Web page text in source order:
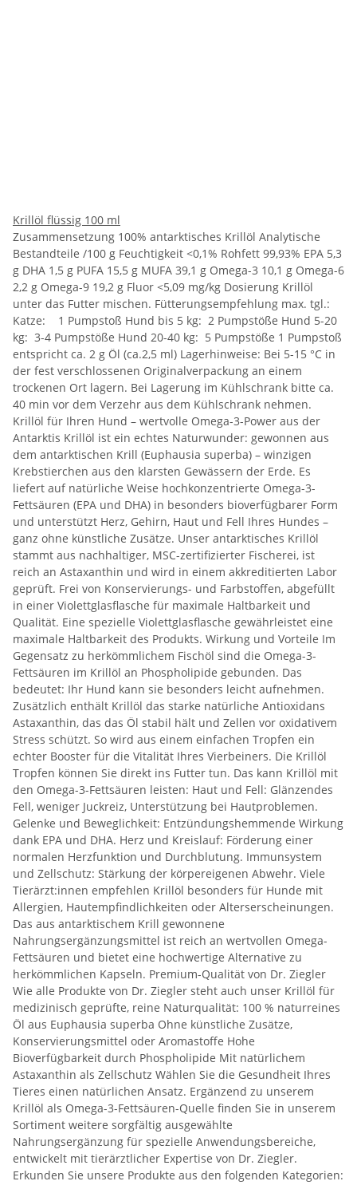
Krillöl flüssig 100 ml
Zusammensetzung 100% antarktisches Krillöl Analytische
Bestandteile /100 g Feuchtigkeit <0,1% Rohfett 99,93% EPA 5,3
g DHA 1,5 g PUFA 15,5 g MUFA 39,1 g Omega-3 10,1 g Omega-6
2,2 g Omega-9 19,2 g Fluor <5,09 mg/kg Dosierung Krillöl
unter das Futter mischen. Fütterungsempfehlung max. tgl.:
Katze: 1 Pumpstoß Hund bis 5 kg: 2 Pumpstöße Hund 5-20
kg: 3-4 Pumpstöße Hund 20-40 kg: 5 Pumpstöße 1 Pumpstoß
entspricht ca. 2 g Öl (ca.2,5 ml) Lagerhinweise: Bei 5-15 °C in
der fest verschlossenen Originalverpackung an einem
trockenen Ort lagern. Bei Lagerung im Kühlschrank bitte ca.
40 min vor dem Verzehr aus dem Kühlschrank nehmen.
Krillöl für Ihren Hund – wertvolle Omega-3-Power aus der
Antarktis Krillöl ist ein echtes Naturwunder: gewonnen aus
dem antarktischen Krill (Euphausia superba) – winzigen
Krebstierchen aus den klarsten Gewässern der Erde. Es
liefert auf natürliche Weise hochkonzentrierte Omega-3-
Fettsäuren (EPA und DHA) in besonders bioverfügbarer Form
und unterstützt Herz, Gehirn, Haut und Fell Ihres Hundes –
ganz ohne künstliche Zusätze. Unser antarktisches Krillöl
stammt aus nachhaltiger, MSC-zertifizierter Fischerei, ist
reich an Astaxanthin und wird in einem akkreditierten Labor
geprüft. Frei von Konservierungs- und Farbstoffen, abgefüllt
in einer Violettglasflasche für maximale Haltbarkeit und
Qualität. Eine spezielle Violettglasflasche gewährleistet eine
maximale Haltbarkeit des Produkts. Wirkung und Vorteile Im
Gegensatz zu herkömmlichem Fischöl sind die Omega-3-
Fettsäuren im Krillöl an Phospholipide gebunden. Das
bedeutet: Ihr Hund kann sie besonders leicht aufnehmen.
Zusätzlich enthält Krillöl das starke natürliche Antioxidans
Astaxanthin, das das Öl stabil hält und Zellen vor oxidativem
Stress schützt. So wird aus einem einfachen Tropfen ein
echter Booster für die Vitalität Ihres Vierbeiners. Die Krillöl
Tropfen können Sie direkt ins Futter tun. Das kann Krillöl mit
den Omega-3-Fettsäuren leisten: Haut und Fell: Glänzendes
Fell, weniger Juckreiz, Unterstützung bei Hautproblemen.
Gelenke und Beweglichkeit: Entzündungshemmende Wirkung
dank EPA und DHA. Herz und Kreislauf: Förderung einer
normalen Herzfunktion und Durchblutung. Immunsystem
und Zellschutz: Stärkung der körpereigenen Abwehr. Viele
Tierärzt:innen empfehlen Krillöl besonders für Hunde mit
Allergien, Hautempfindlichkeiten oder Alterserscheinungen.
Das aus antarktischem Krill gewonnene
Nahrungsergänzungsmittel ist reich an wertvollen Omega-
Fettsäuren und bietet eine hochwertige Alternative zu
herkömmlichen Kapseln. Premium-Qualität von Dr. Ziegler
Wie alle Produkte von Dr. Ziegler steht auch unser Krillöl für
medizinisch geprüfte, reine Naturqualität: 100 % naturreines
Öl aus Euphausia superba Ohne künstliche Zusätze,
Konservierungsmittel oder Aromastoffe Hohe
Bioverfügbarkeit durch Phospholipide Mit natürlichem
Astaxanthin als Zellschutz Wählen Sie die Gesundheit Ihres
Tieres einen natürlichen Ansatz. Ergänzend zu unserem
Krillöl als Omega-3-Fettsäuren-Quelle finden Sie in unserem
Sortiment weitere sorgfältig ausgewählte
Nahrungsergänzung für spezielle Anwendungsbereiche,
entwickelt mit tierärztlicher Expertise von Dr. Ziegler.
Erkunden Sie unsere Produkte aus den folgenden Kategorien: